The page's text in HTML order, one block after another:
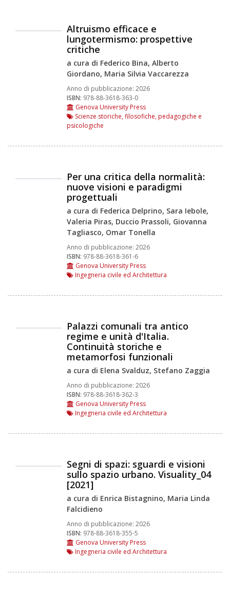
Altruismo efficace e
lungotermismo: prospettive
critiche
a cura di Federico Bina, Alberto
Giordano, Maria Silvia Vaccarezza
Anno di pubblicazione: 2026
ISBN: 978-88-3618-363-0
Genova University Press
Scienze storiche, filosofiche, pedagogiche e
psicologiche
Per una critica della normalità:
nuove visioni e paradigmi
progettuali
a cura di Federica Delprino, Sara Iebole,
Valeria Piras, Duccio Prassoli, Giovanna
Tagliasco, Omar Tonella
Anno di pubblicazione: 2026
ISBN: 978-88-3618-361-6
Genova University Press
Ingegneria civile ed Architettura
Palazzi comunali tra antico
regime e unità d'Italia.
Continuità storiche e
metamorfosi funzionali
a cura di Elena Svalduz, Stefano Zaggia
Anno di pubblicazione: 2026
ISBN: 978-88-3618-362-3
Genova University Press
Ingegneria civile ed Architettura
Segni di spazi: sguardi e visioni
sullo spazio urbano. Visuality_04
[2021]
a cura di Enrica Bistagnino, Maria Linda
Falcidieno
Anno di pubblicazione: 2026
ISBN: 978-88-3618-355-5
Genova University Press
Ingegneria civile ed Architettura